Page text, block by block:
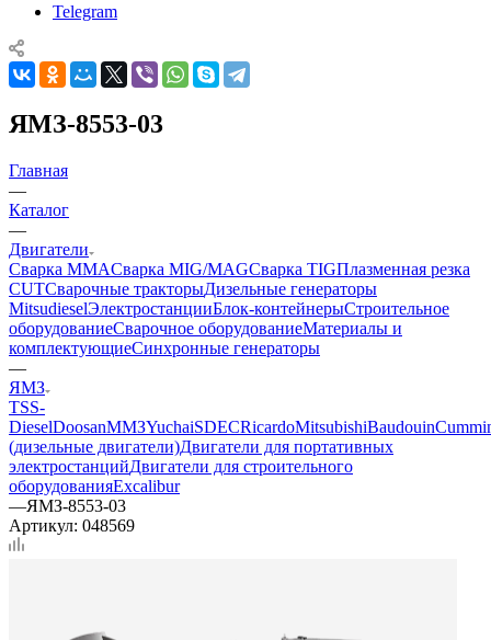
Telegram
ЯМЗ-8553-03
Главная
—
Каталог
—
Двигатели
Сварка MMAСварка MIG/MAGСварка TIGПлазменная резка
CUTСварочные тракторыДизельные генераторы
MitsudieselЭлектростанцииБлок-контейнерыСтроительное
оборудованиеСварочное оборудованиеМатериалы и
комплектующиеСинхронные генераторы
—
ЯМЗ
TSS-
DieselDoosanММЗYuchaiSDECRicardoMitsubishiBaudouin
(дизельные двигатели)Двигатели для портативных
электростанцийДвигатели для строительного
оборудованияExcalibur
—ЯМЗ-8553-03
Артикул: 048569